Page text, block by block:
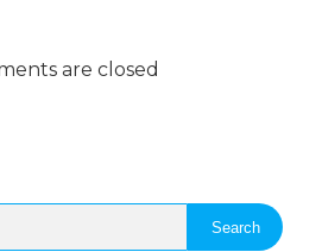
are closed
Search